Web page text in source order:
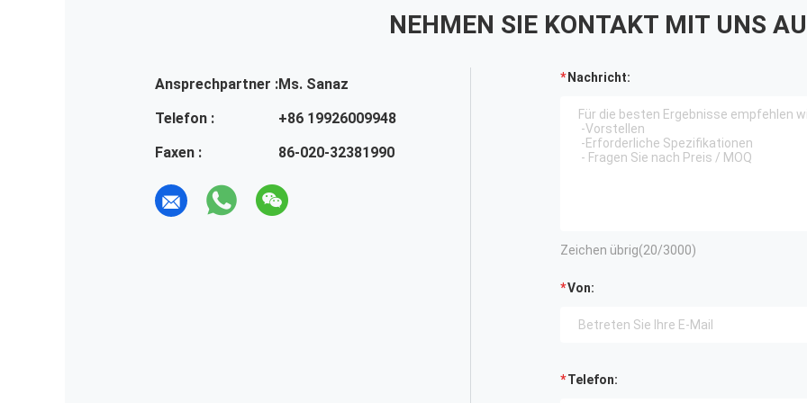
NEHMEN SIE KONTAKT MIT UNS
Ansprechpartner :Ms. Sanaz
Telefon :
+86 19926009948
Faxen :
86-020-32381990
Nachricht:
Zeichen übrig(20/3000)
Von:
Telefon: